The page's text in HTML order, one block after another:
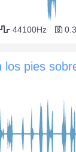
44100Hz